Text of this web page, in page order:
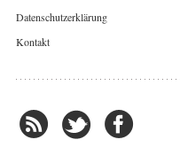
Datenschutzerklärung
Kontakt